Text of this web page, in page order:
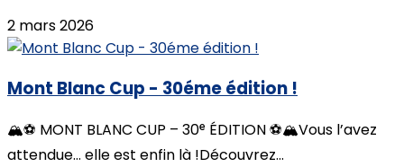
2 mars 2026
Mont Blanc Cup - 30éme édition !
🏔️⚽️ MONT BLANC CUP – 30ᵉ ÉDITION ⚽️🏔️Vous l’avez
attendue… elle est enfin là !Découvrez...